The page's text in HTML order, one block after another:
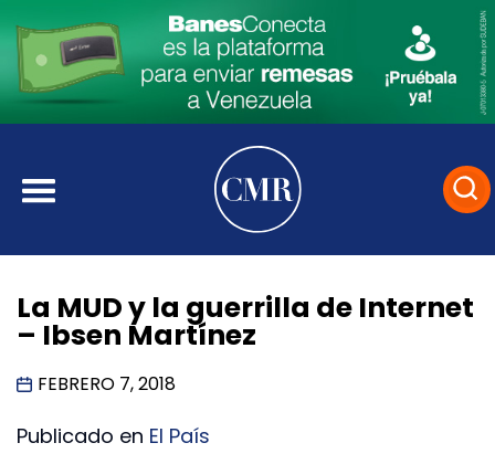
La MUD y la guerrilla de Internet
– Ibsen Martínez
FEBRERO 7, 2018
Publicado en El País